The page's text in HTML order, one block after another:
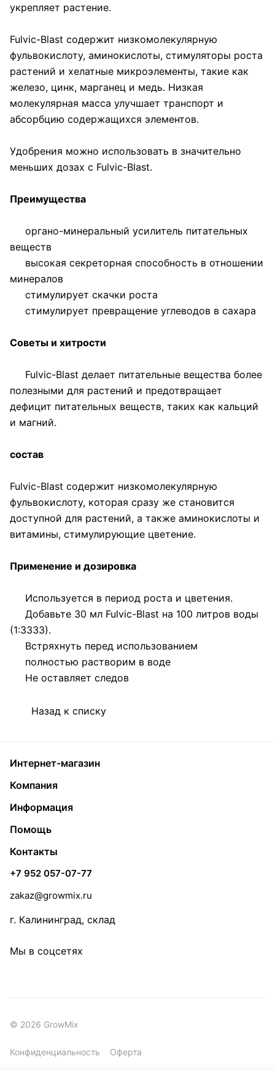
укрепляет растение.
Fulvic-Blast содержит низкомолекулярную
фульвокислоту, аминокислоты, стимуляторы роста
растений и хелатные микроэлементы, такие как
железо, цинк, марганец и медь. Низкая
молекулярная масса улучшает транспорт и
абсорбцию содержащихся элементов.
Удобрения можно использовать в значительно
меньших дозах с Fulvic-Blast.
Преимущества
органо-минеральный усилитель питательных
веществ
высокая секреторная способность в отношении
минералов
стимулирует скачки роста
стимулирует превращение углеводов в сахара
Советы и хитрости
Fulvic-Blast делает питательные вещества более
полезными для растений и предотвращает
дефицит питательных веществ, таких как кальций
и магний.
состав
Fulvic-Blast содержит низкомолекулярную
фульвокислоту, которая сразу же становится
доступной для растений, а также аминокислоты и
витамины, стимулирующие цветение.
Применение и дозировка
Используется в период роста и цветения.
Добавьте 30 мл Fulvic-Blast на 100 литров воды
(1:3333).
Встряхнуть перед использованием
полностью растворим в воде
Не оставляет следов
Назад к списку
Интернет-магазин
Компания
Информация
Помощь
Контакты
+7 952 057-07-77
zakaz@growmix.ru
г. Калининград, склад
Мы в соцсетях
© 2026 GrowMix
Конфиденциальность Оферта